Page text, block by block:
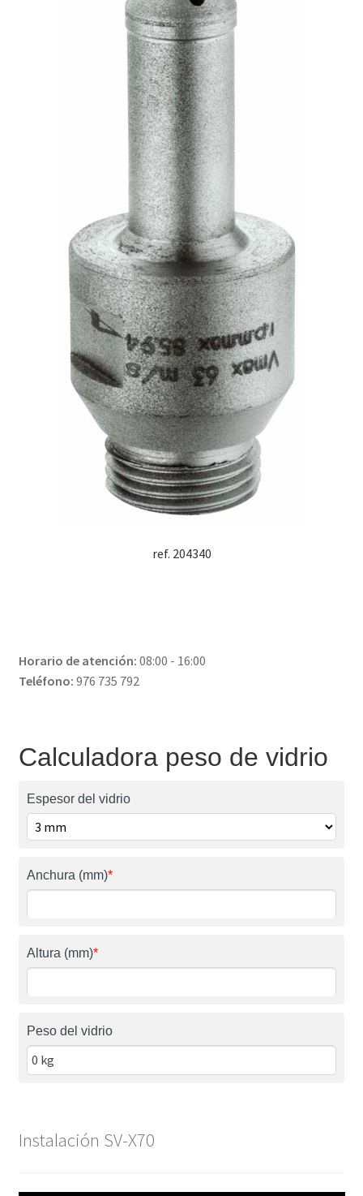
ref. 204340
Horario de atención: 08:00 - 16:00
Teléfono: 976 735 792
Calculadora peso de vidrio
Espesor del vidrio
Anchura (mm)*
Altura (mm)*
Peso del vidrio
Instalación SV-X70